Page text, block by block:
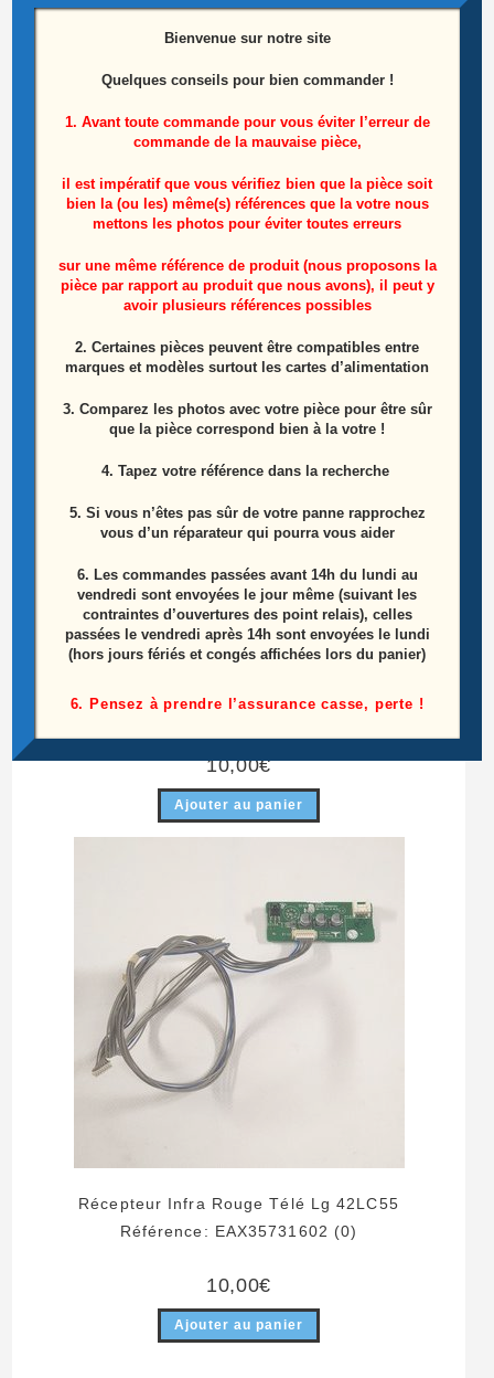
Référence: EBR76384101
Ajouter au panier
Référence: EAX34976302 (1)
10,00€
Ajouter au panier
Récepteur Infra Rouge Télé Lg 42LC55
Référence: EAX35731602 (0)
10,00€
Ajouter au panier
Bienvenue sur notre site
Quelques conseils pour bien commander !
1. Avant toute commande pour vous éviter l’erreur de
commande de la mauvaise pièce,
il est impératif que vous vérifiez bien que la pièce soit
bien la (ou les) même(s) références que la votre nous
mettons les photos pour éviter toutes erreurs
sur une même référence de produit (nous proposons la
pièce par rapport au produit que nous avons), il peut y
avoir plusieurs références possibles
2. Certaines pièces peuvent être compatibles entre
marques et modèles surtout les cartes d’alimentation
3. Comparez les photos avec votre pièce pour être sûr
que la pièce correspond bien à la votre !
4. Tapez votre référence dans la recherche
5. Si vous n’êtes pas sûr de votre panne rapprochez
vous d’un réparateur qui pourra vous aider
6. Les commandes passées avant 14h du lundi au
vendredi sont envoyées le jour même (suivant les
contraintes d’ouvertures des point relais), celles
passées le vendredi après 14h sont envoyées le lundi
(hors jours fériés et congés affichées lors du panier)
6. Pensez à prendre l’assurance casse, perte !